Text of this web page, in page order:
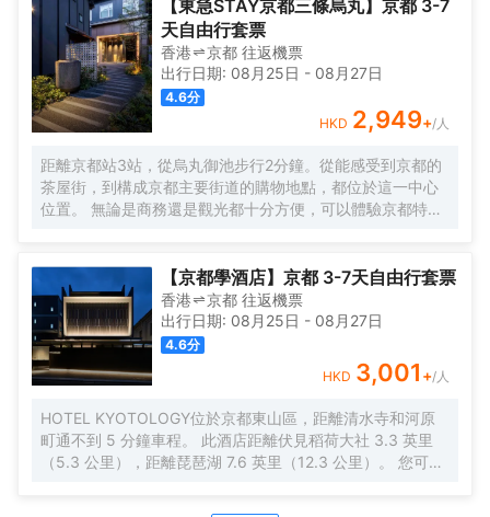
上網。電熱水壺和咖啡壺/茶壺可供使用，便捷的客房設施定
能讓您倍感舒適。浴室配有拖鞋、24小時熱水和浴缸。 酒店
提供的休閒設施，旨在為旅客營造多姿多彩、奢華完美的住
宿體驗。酒店設有24小時前台諮詢服務，為下榻至此的您提
供最貼心的行程安排。
【東急STAY京都三條烏丸】京都 3-7
天自由行套票
香港 京都 往返機票
出行日期: 08月25日 - 08月27日
4.6分
HKD 2,949+/人
距離京都站3站，從烏丸御池步行2分鐘。從能感受到京都的
茶屋街，到構成京都主要街道的購物地點，都位於這一中心
位置。 無論是商務還是觀光都十分方便，可以體驗京都特有
鳥丸酒店的設施，讓您在長期旅居中也能很好地度過，為您
的旅途增添色彩。 酒店於餐廳棟提供以京都家常菜為主、日
式西式融合的自助餐。您可以品嚐到由時令食材帶來的最天
然的味道。
【京都學酒店】京都 3-7天自由行套票
香港 京都 往返機票
出行日期: 08月25日 - 08月27日
4.6分
HKD 3,001 +/人
HOTEL KYOTOLOGY位於京都東山區，距離清水寺和河原
町通不到 5 分鐘車程。 此酒店距離伏見稻荷大社 3.3 英里
（5.3 公里），距離琵琶湖 7.6 英里（12.3 公里）。 您可到